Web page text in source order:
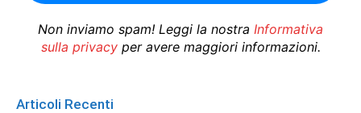
Non inviamo spam! Leggi la nostra Informativa
sulla privacyper avere maggiori informazioni.
Articoli Recenti